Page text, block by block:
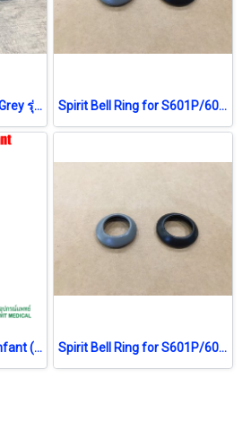
Spirit เม็ดหูฟัง Silicone Grey รุ่น 601P (P-218S-L-P01) Spirit Bell Ring for S601P/601PF Grey (P-233-0-P-01)
หูฟัง Spirit Deluxe ST. Infant (CK-S607P) เยอรมัน ทารก Spirit Bell Ring for S601P/601PF Black (P-233-0-P-02)